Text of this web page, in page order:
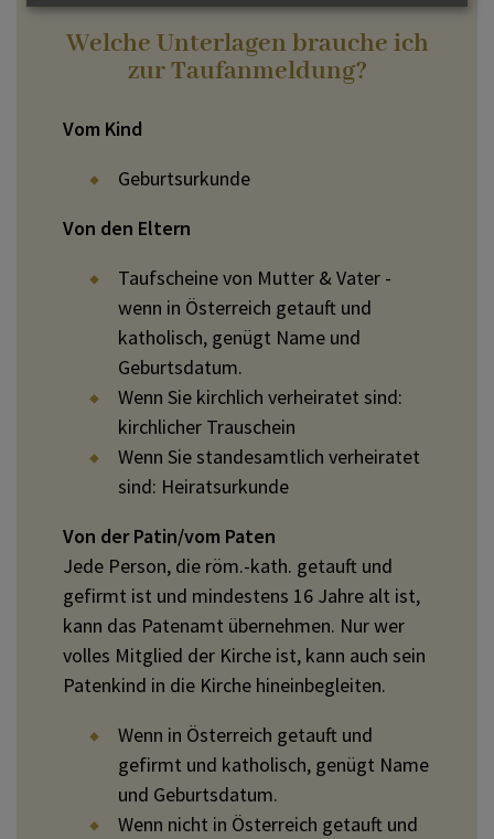
Welche Unterlagen brauche ich
zur Taufanmeldung?
Vom Kind
Geburtsurkunde
Von den Eltern
Taufscheine von Mutter & Vater -
wenn in Österreich getauft und
katholisch, genügt Name und
Geburtsdatum.
Wenn Sie kirchlich verheiratet sind:
kirchlicher Trauschein
Wenn Sie standesamtlich verheiratet
sind: Heiratsurkunde
Von der Patin/vom Paten
Jede Person, die röm.-kath. getauft und
gefirmt ist und mindestens 16 Jahre alt ist,
kann das Patenamt übernehmen. Nur wer
volles Mitglied der Kirche ist, kann auch sein
Patenkind in die Kirche hineinbegleiten.
Wenn in Österreich getauft und
gefirmt und katholisch, genügt Name
und Geburtsdatum.
Wenn nicht in Österreich getauft und